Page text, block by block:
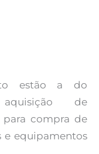
estão a do
aquisição de
para compra de
e equipamentos